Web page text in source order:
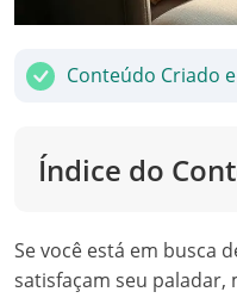
Conteúdo Criado
Índice do
Se você está em busca
satisfaçam seu paladar,